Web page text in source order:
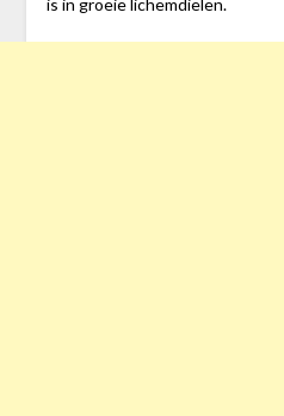
is in groeie lichemdielen.